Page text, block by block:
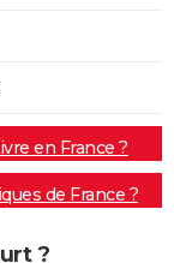
en France ?
de France ?
?